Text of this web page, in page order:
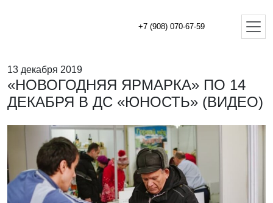
+7 (908) 070-67-59
13 декабря 2019
«НОВОГОДНЯЯ ЯРМАРКА» ПО 14
ДЕКАБРЯ В ДС «ЮНОСТЬ» (ВИДЕО)